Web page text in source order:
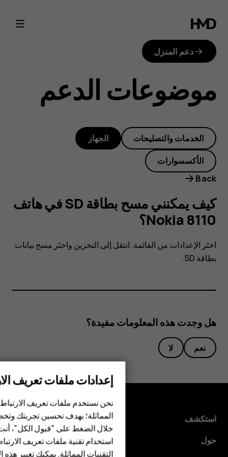
كيف
يمكنني
مسح
بطاقة
SD
في
هاتف
Nokia
8110؟
الهواتف الذكية
الهواتف المميزة
الأكسسوارات
HMD Terra M
دعم المنزل
موضوعات الدعم
الخدمات والتصليحات الجهاز
الأكسسوارات
Back
كيف يمكنني مسح بطاقة SD في هاتف
Nokia 8110؟
اختَر الإعدادات من القائمة. انتقل إلى التخزين واختَر مسح بيانات
بطاقة SD.
هل وجدت هذه المعلومات مفيدة؟
نعم لا
استكشف
حول
إعدادات ملفات تعريف
نحن نستخدم ملفات تعريف
المماثلة؛ بهدف تحسين تجربتك
خلال الضغط على "قبول الكل"،
استخدام تقنية ملفات تعريف
التقنيات المماثلة. يمكنك تغيير